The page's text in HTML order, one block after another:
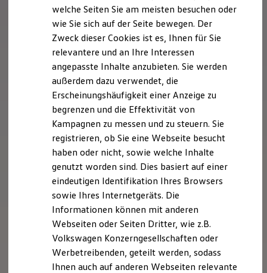
Hilfreiches für Besitzer
Fahrerassistenz- und Sicherheitssysteme
Kontrollleuchten
Kurzfahrprofile und Ölverdünnung
XTL-Dieselkraftstoff
Ersatzteile und Betriebsflüssigkeiten
Original Zubehör und Lifestyle Produkte
myVolkswagen
myVolkswagen Business
Elektrisch & Autonom
Elektro - & Hybridfahrzeuge
Unser Ansatz
Klimafreundlicher Strom
Reichweite & Ladelösungen
Reichweitensimulator
Ladezeitensimulator
Ladelösungen für Privatkunden
Ladelösungen für Gewerbekunden
Wallbox und Ladekabel
Förderung & Kosten der Elektrofahrzeuge
Fördermöglichkeiten für Privatkunden
Fördermöglichkeiten für Gewerbekunden
welche Seiten Sie am meisten besuchen oder
wie Sie sich auf der Seite bewegen. Der
Zweck dieser Cookies ist es, Ihnen für Sie
relevantere und an Ihre Interessen
angepasste Inhalte anzubieten. Sie werden
außerdem dazu verwendet, die
Erscheinungshäufigkeit einer Anzeige zu
begrenzen und die Effektivität von
Kampagnen zu messen und zu steuern. Sie
registrieren, ob Sie eine Webseite besucht
haben oder nicht, sowie welche Inhalte
genutzt worden sind. Dies basiert auf einer
eindeutigen Identifikation Ihres Browsers
sowie Ihres Internetgeräts. Die
Informationen können mit anderen
Webseiten oder Seiten Dritter, wie z.B.
Volkswagen Konzerngesellschaften oder
Werbetreibenden, geteilt werden, sodass
Ihnen auch auf anderen Webseiten relevante